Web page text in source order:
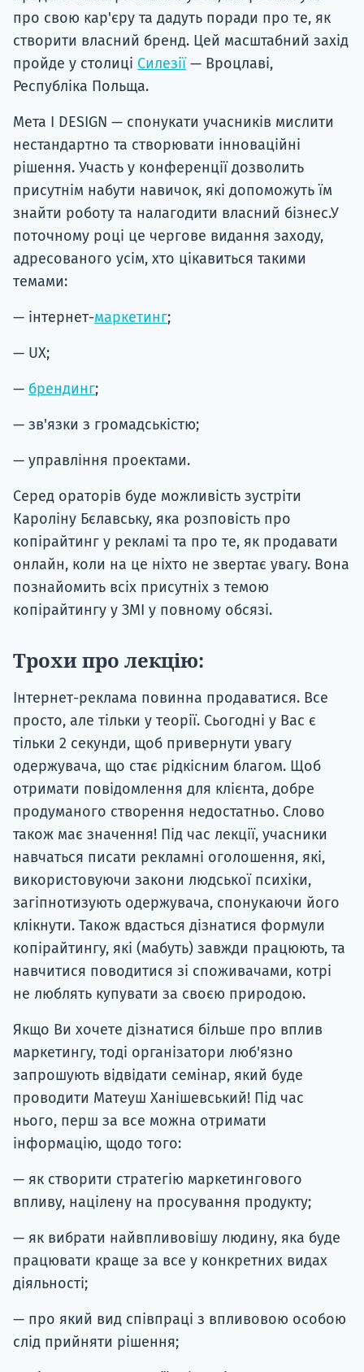
про свою кар'єру та дадуть поради про те, як
створити власний бренд. Цей масштабний захід
пройде у столиці Силезії— Вроцлаві,
Республіка Польща.
Мета I DESIGN — спонукати учасників мислити
нестандартно та створювати інноваційні
рішення. Участь у конференції дозволить
присутнім набути навичок, які допоможуть їм
знайти роботу та налагодити власний бізнес.У
поточному році це чергове видання заходу,
адресованого усім, хто цікавиться такими
темами:
— інтернет-маркетинг;
— UX;
— брендинг;
— зв'язки з громадськістю;
— управління проектами.
Серед ораторів буде можливість зустріти
Кароліну Бєлавську, яка розповість про
копірайтинг у рекламі та про те, як продавати
онлайн, коли на це ніхто не звертає увагу. Вона
познайомить всіх присутніх з темою
копірайтингу у ЗМІ у повному обсязі.
Трохи про лекцію:
Інтернет-реклама повинна продаватися. Все
просто, але тільки у теорії. Сьогодні у Вас є
тільки 2 секунди, щоб привернути увагу
одержувача, що стає рідкісним благом. Щоб
отримати повідомлення для клієнта, добре
продуманого створення недостатньо. Слово
також має значення! Під час лекції, учасники
навчаться писати рекламні оголошення, які,
використовуючи закони людської психіки,
загіпнотизують одержувача, спонукаючи його
клікнути. Також вдасться дізнатися формули
копірайтингу, які (мабуть) завжди працюють, та
навчитися поводитися зі споживачами, котрі
не люблять купувати за своєю природою.
Якщо Ви хочете дізнатися більше про вплив
маркетингу, тоді організатори люб'язно
запрошують відвідати семінар, який буде
проводити Матеуш Ханішевський! Під час
нього, перш за все можна отримати
інформацію, щодо того:
— як створити стратегію маркетингового
впливу, націлену на просування продукту;
— як вибрати найвпливовішу людину, яка буде
працювати краще за все у конкретних видах
діяльності;
— про який вид співпраці з впливовою особою
слід прийняти рішення;